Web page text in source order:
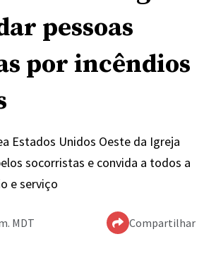
pessoas
por incêndios
Estados Unidos Oeste da Igreja
socorristas e convida a todos a
e serviço
MDT Compartilhar